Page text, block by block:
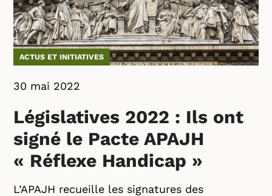
ACTUS ET INITIATIVES
30 mai 2022
Législatives 2022 : Ils ont
signé le Pacte APAJH
« Réflexe Handicap »
L’APAJH recueille les signatures des